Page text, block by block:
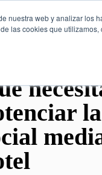
nuestra web y analizar los
las cookies que